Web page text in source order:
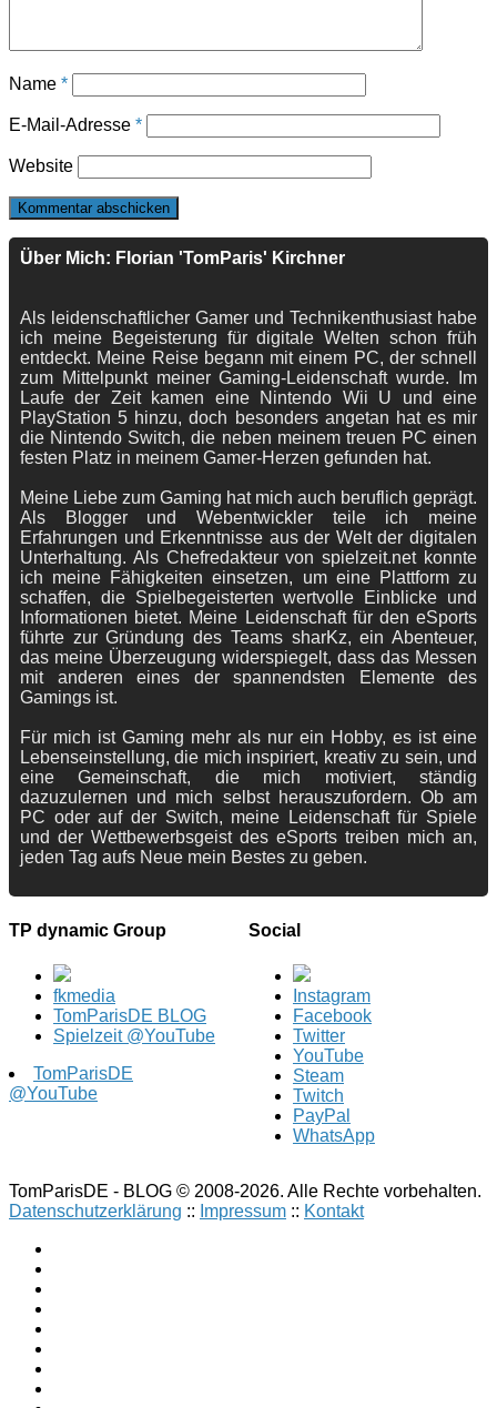
Name *
E-Mail-Adresse *
Website
Über Mich: Florian 'TomParis' Kirchner
Als leidenschaftlicher Gamer und Technikenthusiast habe
ich meine Begeisterung für digitale Welten schon früh
entdeckt. Meine Reise begann mit einem PC, der schnell
zum Mittelpunkt meiner Gaming-Leidenschaft wurde. Im
Laufe der Zeit kamen eine Nintendo Wii U und eine
PlayStation 5 hinzu, doch besonders angetan hat es mir
die Nintendo Switch, die neben meinem treuen PC einen
festen Platz in meinem Gamer-Herzen gefunden hat.
Meine Liebe zum Gaming hat mich auch beruflich geprägt.
Als Blogger und Webentwickler teile ich meine
Erfahrungen und Erkenntnisse aus der Welt der digitalen
Unterhaltung. Als Chefredakteur von spielzeit.net konnte
ich meine Fähigkeiten einsetzen, um eine Plattform zu
schaffen, die Spielbegeisterten wertvolle Einblicke und
Informationen bietet. Meine Leidenschaft für den eSports
führte zur Gründung des Teams sharKz, ein Abenteuer,
das meine Überzeugung widerspiegelt, dass das Messen
mit anderen eines der spannendsten Elemente des
Gamings ist.
Für mich ist Gaming mehr als nur ein Hobby, es ist eine
Lebenseinstellung, die mich inspiriert, kreativ zu sein, und
eine Gemeinschaft, die mich motiviert, ständig
dazuzulernen und mich selbst herauszufordern. Ob am
PC oder auf der Switch, meine Leidenschaft für Spiele
und der Wettbewerbsgeist des eSports treiben mich an,
jeden Tag aufs Neue mein Bestes zu geben.
TP dynamic Group
fkmedia
TomParisDE BLOG
Spielzeit @YouTube
TomParisDE
@YouTube
Social
Instagram
Facebook
Twitter
YouTube
Steam
Twitch
PayPal
WhatsApp
TomParisDE - BLOG © 2008-2026. Alle Rechte vorbehalten.
Datenschutzerklärung :: Impressum :: Kontakt